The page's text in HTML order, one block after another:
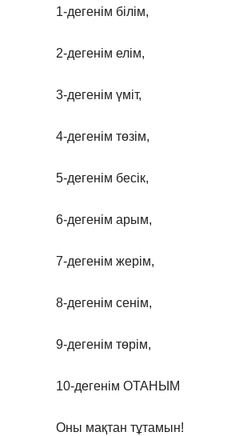
1-дегенім білім,
2-дегенім елім,
3-дегенім үміт,
4-дегенім төзім,
5-дегенім бесік,
6-дегенім арым,
7-дегенім жерім,
8-дегенім сенім,
9-дегенім төрім,
10-дегенім ОТАНЫМ
Оны мақтан тұтамын!